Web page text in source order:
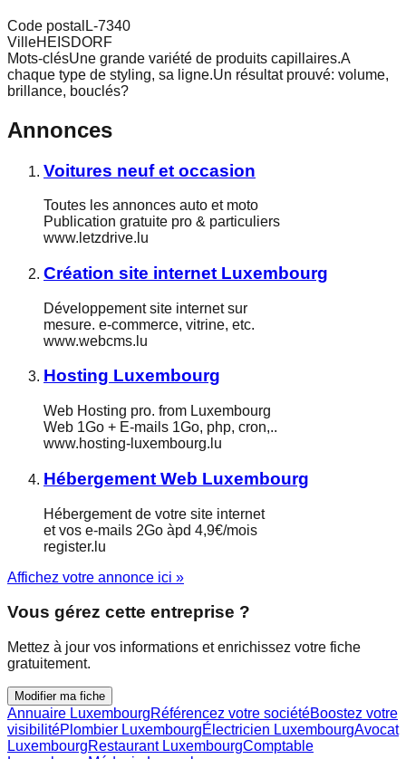
Code postal L-7340
VilleHEISDORF
Mots-clésUne grande variété de produits capillaires.A
chaque type de styling, sa ligne.Un résultat prouvé: volume,
brillance, bouclés?
Annonces
Voitures neuf et occasion
Toutes les annonces auto et moto
Publication gratuite pro & particuliers
www.letzdrive.lu
Création site internet Luxembourg
Développement site internet sur
mesure. e-commerce, vitrine, etc.
www.webcms.lu
Hosting Luxembourg
Web Hosting pro. from Luxembourg
Web 1Go + E-mails 1Go, php, cron,..
www.hosting-luxembourg.lu
Hébergement Web Luxembourg
Hébergement de votre site internet
et vos e-mails 2Go àpd 4,9€/mois
register.lu
Affichez votre annonce ici »
Vous gérez cette entreprise ?
Mettez à jour vos informations et enrichissez votre fiche
gratuitement.
Modifier ma fiche
Annuaire LuxembourgRéférencez votre sociétéBoostez votre
visibilitéPlombier LuxembourgÉlectricien LuxembourgAvocat
LuxembourgRestaurant LuxembourgComptable